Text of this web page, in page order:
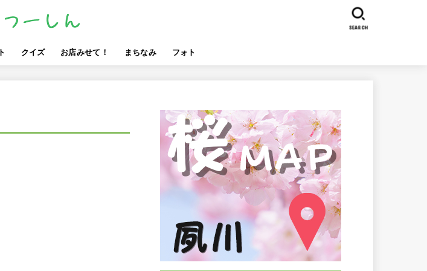
クイズ お店みせて！ まちなみ フォト
SEARCH